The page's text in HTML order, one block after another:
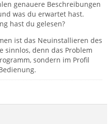
genauere Beschreibungen
was du erwartet hast.
hast du gelesen?
ist das Neuinstallieren des
sinnlos, denn das Problem
sondern im Profil